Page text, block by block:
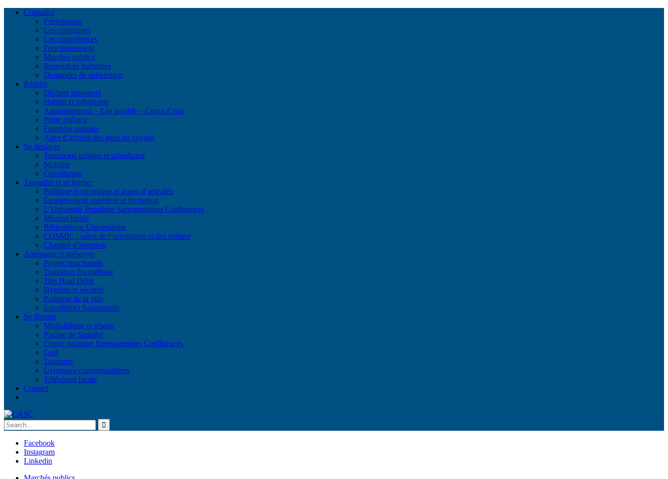
Connaître
Présentation
Les communes
Les compétences
Fonctionnement
Marchés publics
Ressources humaines
Demandes de subvention
Résider
Déchets ménagers
Habitat et urbanisme
Assainissement – Eau potable – Cours d’eau
Petite enfance
Fourrière animale
Aires d’accueil des gens du voyage
Se déplacer
Transports urbains et suburbains
Mobilité
Covoiturage
Travailler et se former
Politique économique et zones d’activités
Enseignement supérieur et formation
L’Université Populaire Sarreguemines Confluences
Mission locale
Bibliothèque Universitaire
COSMIC : salon de l’orientation et des métiers
Chantier d’insertion
Aménager et préserver
Projets structurants
Transition énergétique
Très Haut Débit
Hygiène et sécurité
Politique de la ville
Eurodistrict Saarmoselle
Se divertir
Médiathèque et réseau
Piscine de Sarralbe
Centre nautique Sarreguemines Confluences
Golf
Tourisme
Gymnases communautaires
Télévision locale
Contact
Facebook
Instagram
Linkedin